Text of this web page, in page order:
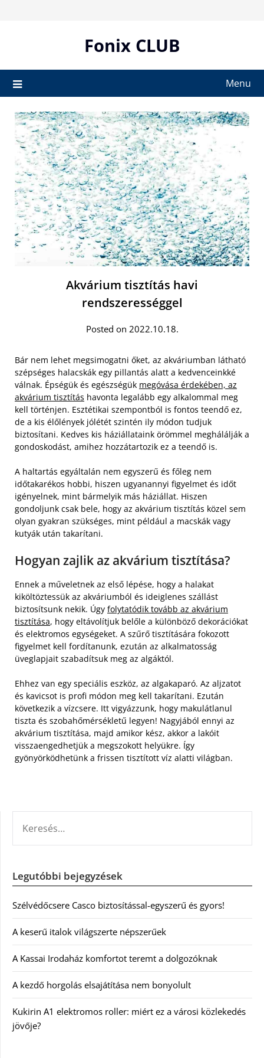
Fonix CLUB
Menu
Akvárium tisztítás havi
rendszerességgel
Posted on 2022.10.18.
Bár nem lehet megsimogatni őket, az akváriumban látható
szépséges halacskák egy pillantás alatt a kedvenceinkké
válnak. Épségük és egészségük megóvása érdekében, az
akvárium tisztítás havonta legalább egy alkalommal meg
kell történjen. Esztétikai szempontból is fontos teendő ez,
de a kis élőlények jólétét szintén ily módon tudjuk
biztosítani. Kedves kis háziállataink örömmel meghálálják a
gondoskodást, amihez hozzátartozik ez a teendő is.
A haltartás egyáltalán nem egyszerű és főleg nem
időtakarékos hobbi, hiszen ugyanannyi figyelmet és időt
igényelnek, mint bármelyik más háziállat. Hiszen
gondoljunk csak bele, hogy az akvárium tisztítás közel sem
olyan gyakran szükséges, mint például a macskák vagy
kutyák után takarítani.
Hogyan zajlik az akvárium tisztítása?
Ennek a műveletnek az első lépése, hogy a halakat
kiköltöztessük az akváriumból és ideiglenes szállást
biztosítsunk nekik. Úgy folytatódik tovább az akvárium
tisztítása, hogy eltávolítjuk belőle a különböző dekorációkat
és elektromos egységeket. A szűrő tisztítására fokozott
figyelmet kell fordítanunk, ezután az alkalmatosság
üveglapjait szabadítsuk meg az algáktól.
Ehhez van egy speciális eszköz, az algakaparó. Az aljzatot
és kavicsot is profi módon meg kell takarítani. Ezután
következik a vízcsere. Itt vigyázzunk, hogy makulátlanul
tiszta és szobahőmérsékletű legyen! Nagyjából ennyi az
akvárium tisztítása, majd amikor kész, akkor a lakóit
visszaengedhetjük a megszokott helyükre. Így
gyönyörködhetünk a frissen tisztított víz alatti világban.
Legutóbbi bejegyzések
Szélvédőcsere Casco biztosítással-egyszerű és gyors!
A keserű italok világszerte népszerűek
A Kassai Irodaház komfortot teremt a dolgozóknak
A kezdő horgolás elsajátítása nem bonyolult
Kukirin A1 elektromos roller: miért ez a városi közlekedés
jövője?